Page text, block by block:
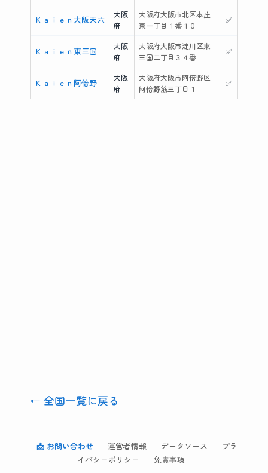
Ｋａｉｅｎ大阪天六
大阪
府
大阪府大阪市北区本庄
東一丁目１番１０
✅
Ｋａｉｅｎ東三国
大阪
府
大阪府大阪市淀川区東
三国二丁目３４番
✅
Ｋａｉｅｎ阿倍野
大阪
府
大阪府大阪市阿倍野区
阿倍野筋三丁目１
✅
← 全国一覧に戻る
📩 お問い合わせ 運営者情報 データソース
プラ
イバシーポリシー
免責事項